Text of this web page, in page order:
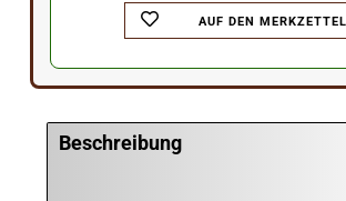
AUF DEN MERKZETTEL
Beschreibung